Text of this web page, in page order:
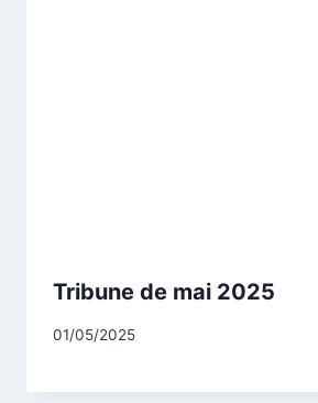
Tribune de mai 2025
Par
01/05/2025